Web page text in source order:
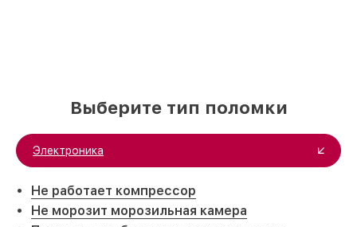
Выберите тип поломки
Электроника
Не работает компрессор
Не морозит морозильная камера